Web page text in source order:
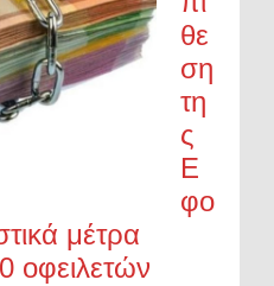
θε
ση
τη
ς
Ε
φο
μέτρα
οφειλετών